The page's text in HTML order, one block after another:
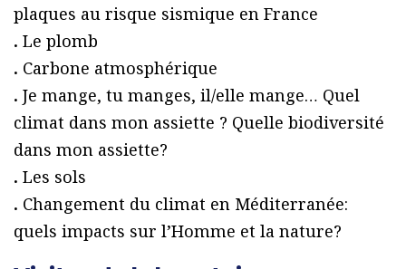
plaques au risque sismique en France
. Le plomb
. Carbone atmosphérique
. Je mange, tu manges, il/elle mange… Quel
climat dans mon assiette ? Quelle biodiversité
dans mon assiette?
. Les sols
. Changement du climat en Méditerranée:
quels impacts sur l’Homme et la nature?